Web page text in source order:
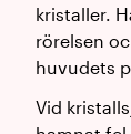
kristaller.
rörelsen
huvudets
Vid